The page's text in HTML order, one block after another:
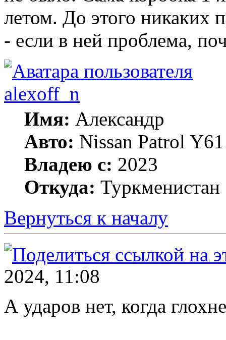
летом. До этого никаких
- если в ней проблема,
alexoff_n
Имя: Александр
Авто: Nissan Patrol
Владею с: 2023
Откуда: Туркменистан
Вернуться к началу
2024, 11:08
А ударов нет, когда